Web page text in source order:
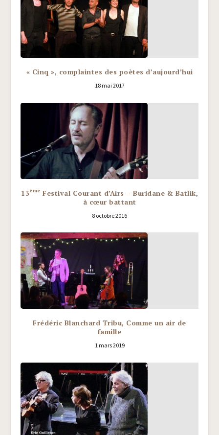
« Cinq », complaintes des poètes d’aujourd’hui
18 mai 2017
13ème Festival Courant d’Airs – Buridane & Batlik,
à cœur battant
8 octobre 2016
Frédéric Blanchard Tribu, Comme un air de
famille
1 mars 2019